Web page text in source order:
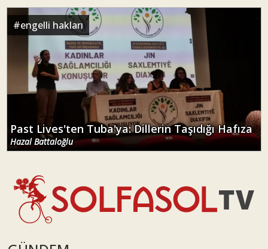
#engelli hakları
Past Lives'ten Tuba'ya: Dillerin Taşıdığı Hafıza
Hazal Battaloğlu